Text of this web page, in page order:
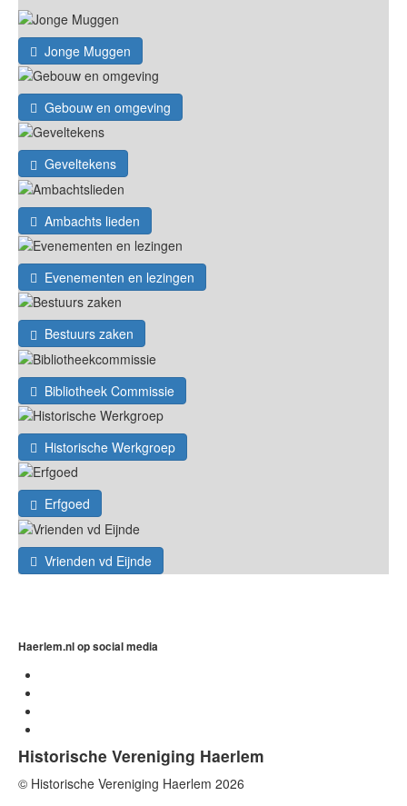
Jonge Muggen
Gebouw en omgeving
Geveltekens
Ambachts lieden
Evenementen en lezingen
Bestuurs zaken
Bibliotheek Commissie
Historische Werkgroep
Erfgoed
Vrienden vd Eijnde
Haerlem.nl op social media
Historische Vereniging Haerlem
© Historische Vereniging Haerlem 2026